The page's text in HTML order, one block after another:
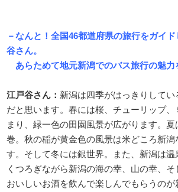
－なんと！全国46都道府県の旅行をガイ
谷さん。
あらためて地元新潟でのバス旅行の魅力
江戸谷さん： 新潟は四季がはっきりしてい
だと思います。春には桜、チューリップ
まり、緑一色の田園風景が広がります。
巻。秋の稲が黄金色の風景は米どころ新
す。そして冬には銀世界。また、新潟は温
くつろぎながら新潟の海の幸、山の幸、そ
おいしいお酒を飲んで楽しんでもらうの